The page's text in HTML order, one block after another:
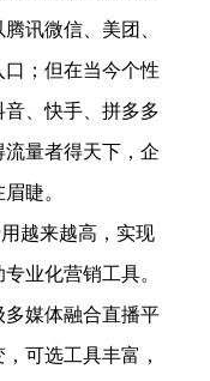
讯微信、美团、
；但在当今个性
、快手、拼多多
量者得天下，企
睫。
越来越高，实现
业化营销工具。
媒体融合直播平
可选工具丰富，